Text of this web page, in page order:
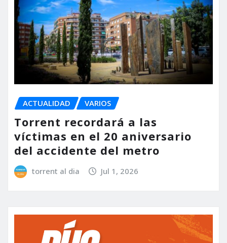
ACTUALIDAD VARIOS
Torrent recordará a las
víctimas en el 20 aniversario
del accidente del metro
torrent al dia Jul 1, 2026